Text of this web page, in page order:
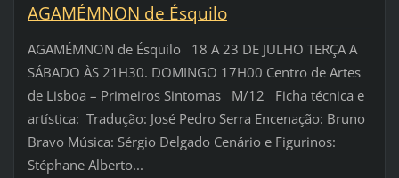
AGAMÉMNON de Ésquilo
AGAMÉMNON de Ésquilo 18 A 23 DE JULHO TERÇA A
SÁBADO ÀS 21H30. DOMINGO 17H00 Centro de Artes
de Lisboa – Primeiros Sintomas M/12 Ficha técnica e
artística: Tradução: José Pedro Serra Encenação: Bruno
Bravo Música: Sérgio Delgado Cenário e Figurinos:
Stéphane Alberto...